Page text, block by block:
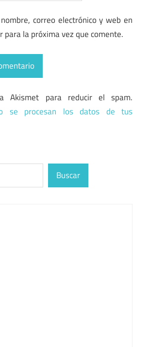
correo electrónico y web en
para la próxima vez que comente.
Akismet para reducir el spam.
se procesan los datos de tus
Buscar